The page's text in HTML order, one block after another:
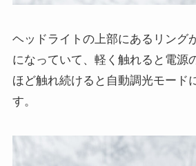
ヘッドライトの上部にあるリング
になっていて、軽く触れると電源
ほど触れ続けると自動調光モード
す。